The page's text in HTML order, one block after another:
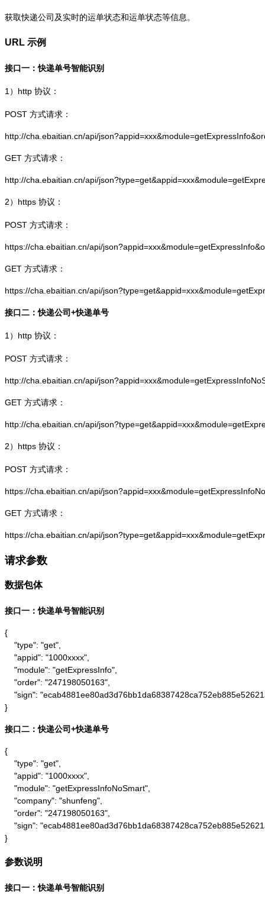
获取快递公司及实时的运单状态和运单状态等信息。
URL 示例
接口一：快递单号智能识别
1） http 协议：
POST 方式请求：
http://cha.ebaitian.cn/api/
GET 方式请求：
http://cha.ebaitian.cn/api/
2） https 协议：
POST 方式请求：
https://cha.ebaitian.cn/api/
GET 方式请求：
https://cha.ebaitian.cn/api/
接口二：快递公司+快递单号
1） http 协议：
POST 方式请求：
http://cha.ebaitian.cn/api/
GET 方式请求：
http://cha.ebaitian.cn/api/
2） https 协议：
POST 方式请求：
https://cha.ebaitian.cn/api/
GET 方式请求：
https://cha.ebaitian.cn/api/
请求参数
数据包体
接口一：快递单号智能识别
{
    "type": "get",
    "appid": "1000xxxx",
    "module": "getExpressInfo",
    "order": "247198050163",
"sign":
}
接口二：快递公司+快递单号
{
    "type": "get",
    "appid": "1000xxxx",
    "module": "getExpressInfoNoSmart",
    "company": "shunfeng",
    "order": "247198050163",
"sign":
}
参数说明
接口一：快递单号智能识别